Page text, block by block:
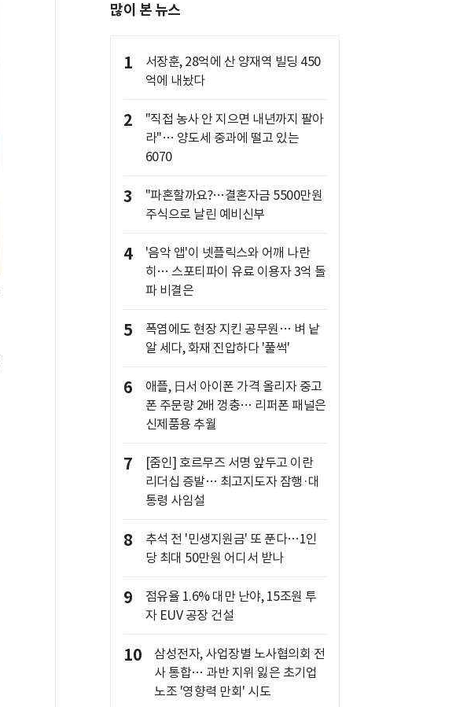
많이 본 뉴스
1
서장훈, 28억에 산 양재역 빌딩 450
억에 내놨다
2
"직접 농사 안 지으면 내년까지 팔아
라"… 양도세 중과에 떨고 있는
6070
3
"파혼할까요?…결혼자금 5500만원
주식으로 날린 예비신부
4
'음악 앱'이 넷플릭스와 어깨 나란
히… 스포티파이 유료 이용자 3억 돌
파 비결은
5
폭염에도 현장 지킨 공무원… 벼 낱
알 세다, 화재 진압하다 '풀썩'
6
애플, 日서 아이폰 가격 올리자 중고
폰 주문량 2배 껑충… 리퍼폰 패널은
신제품용 추월
7
[줌인] 호르무즈 서명 앞두고 이란
리더십 증발… 최고지도자 잠행·대
통령 사임설
8
추석 전 '민생지원금' 또 푼다…1인
당 최대 50만원 어디서 받나
9
점유율 1.6% 대만 난야, 15조원 투
자 EUV 공장 건설
10
삼성전자, 사업장별 노사협의회 전
사 통합… 과반 지위 잃은 초기업
노조 '영향력 만회' 시도